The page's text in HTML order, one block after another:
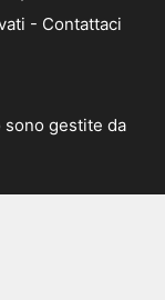
- Contattaci
gestite da